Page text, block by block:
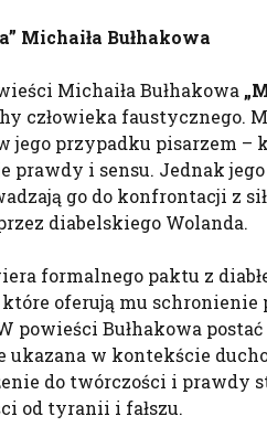
Michaiła Bułhakowa
Michaiła Bułhakowa
człowieka faustycznego.
jego przypadku pisarzem –
prawdy i sensu. Jednak
go do konfrontacji z
diabelskiego Wolanda.
formalnego paktu z
które oferują mu
powieści Bułhakowa postać
ukazana w kontekście
do twórczości i prawdy
od tyranii i fałszu.